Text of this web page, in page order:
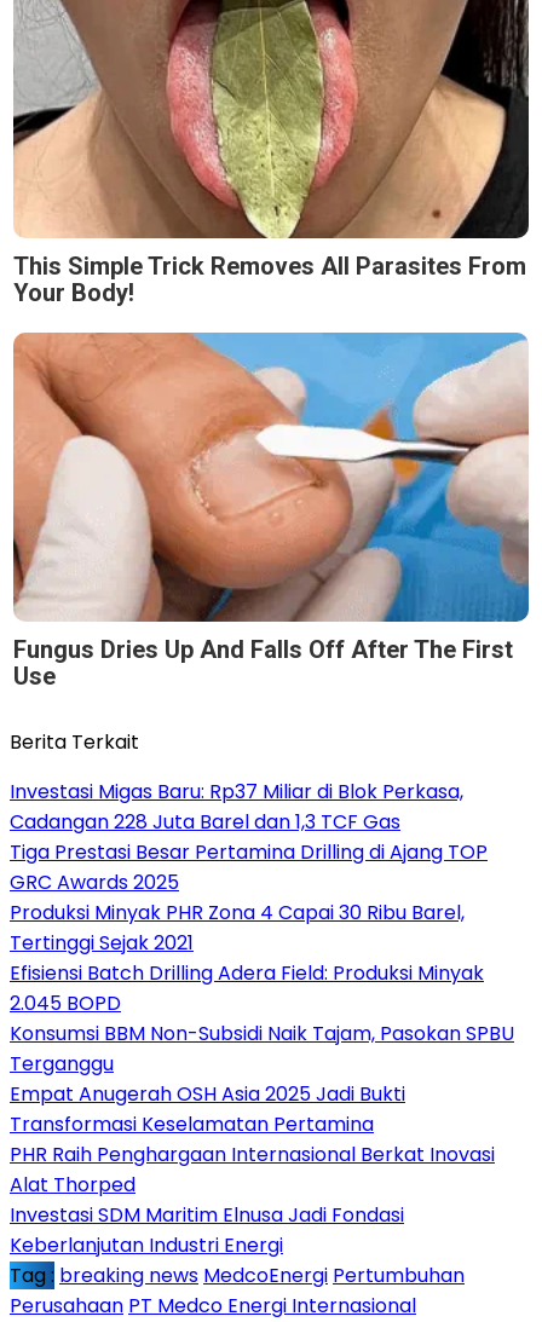
This Simple Trick Removes All Parasites From
Your Body!
Fungus Dries Up And Falls Off After The First
Use
Berita Terkait
Investasi Migas Baru: Rp37 Miliar di Blok Perkasa,
Cadangan 228 Juta Barel dan 1,3 TCF Gas
Tiga Prestasi Besar Pertamina Drilling di Ajang TOP
GRC Awards 2025
Produksi Minyak PHR Zona 4 Capai 30 Ribu Barel,
Tertinggi Sejak 2021
Efisiensi Batch Drilling Adera Field: Produksi Minyak
2.045 BOPD
Konsumsi BBM Non-Subsidi Naik Tajam, Pasokan SPBU
Terganggu
Empat Anugerah OSH Asia 2025 Jadi Bukti
Transformasi Keselamatan Pertamina
PHR Raih Penghargaan Internasional Berkat Inovasi
Alat Thorped
Investasi SDM Maritim Elnusa Jadi Fondasi
Keberlanjutan Industri Energi
Tag : breaking news MedcoEnergi Pertumbuhan
Perusahaan PT Medco Energi Internasional